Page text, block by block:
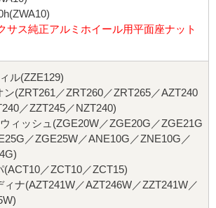
サス純正アルミホイール用平面座ナット
ル(ZZE129)
ン(ZRT261／ZRT260／ZRT265／AZT240
／ZZT245／NZT240)
ィッシュ(ZGE20W／ZGE20G／ZGE21G
／ZGE25W／ANE10G／ZNE10G／
(ACT10／ZCT10／ZCT15)
ィナ(AZT241W／AZT246W／ZZT241W／